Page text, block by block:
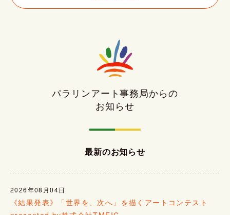
パラリンアート事務局からの
お知らせ
最新のお知らせ
2026年08月04日
《結果発表》「世界を、次へ」を描くアートコンテスト